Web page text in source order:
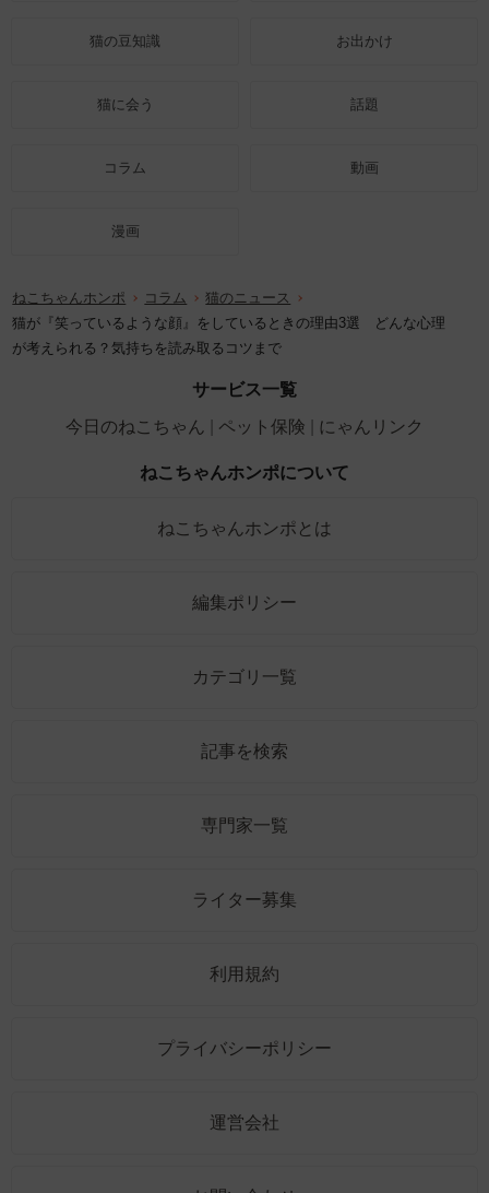
猫の豆知識 お出かけ
猫に会う 話題
コラム 動画
漫画
ねこちゃんホンポ コラム
猫のニュース
猫が『笑っているような顔』をしているときの理由3選 どんな心理
が考えられる？気持ちを読み取るコツまで
サービス一覧
今日のねこちゃん
ペット保険 にゃんリンク
ねこちゃんホンポについて
ねこちゃんホンポとは
編集ポリシー
カテゴリ一覧
記事を検索
専門家一覧
ライター募集
利用規約
プライバシーポリシー
運営会社